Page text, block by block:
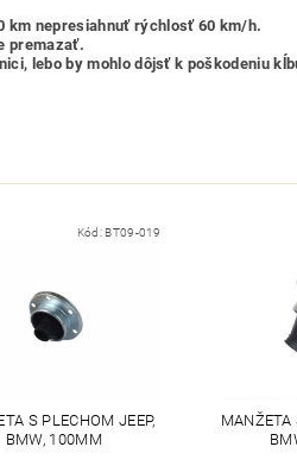
km nepresiahnuť rýchlosť 60 km/h.
premazať.
lebo by mohlo dôjsť k poškodeniu
Kód: BT09-019
S PLECHOM JEEP,
BMW, 100MM
MANŽETA